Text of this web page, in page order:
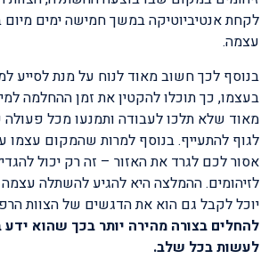
לקחת אנטיביוטיקה במשך חמישה ימים
עצמה.
בנוסף לכך חשוב מאוד לנוח על מנת לסייע
בעצמו, כך תוכלו להקטין את זמן ההחלמה
מאוד שלא תלכו לעבודה ותמנעו מכל פעולה
לגוף להתעייף. בנוסף למרות שהמקום עצמו
אסור לכם לגרד את האזור – זה רק יכול
לזיהומים. ההמלצה היא להגיע להשתלה
יוכל לקבל גם הוא את הדגשים של הצוות
להחלים בצורה מהירה יותר בכך שהוא ידע
לעשות בכל שלב.